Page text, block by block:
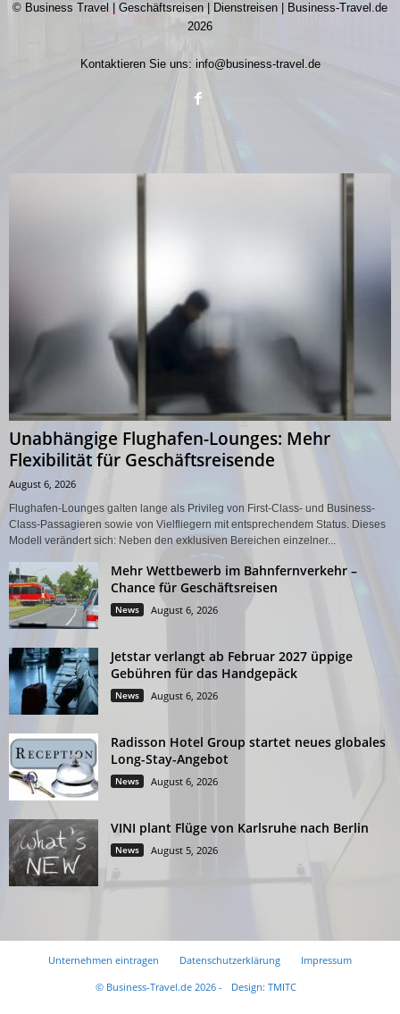
© Business Travel | Geschäftsreisen | Dienstreisen | Business-Travel.de
2026
Kontaktieren Sie uns: info@business-travel.de
Unabhängige Flughafen-Lounges: Mehr
Flexibilität für Geschäftsreisende
August 6, 2026
Flughafen-Lounges galten lange als Privileg von First-Class- und Business-
Class-Passagieren sowie von Vielfliegern mit entsprechendem Status. Dieses
Modell verändert sich: Neben den exklusiven Bereichen einzelner...
Mehr Wettbewerb im Bahnfernverkehr –
Chance für Geschäftsreisen
News August 6, 2026
Jetstar verlangt ab Februar 2027 üppige
Gebühren für das Handgepäck
News August 6, 2026
Radisson Hotel Group startet neues globales
Long-Stay-Angebot
News August 6, 2026
VINI plant Flüge von Karlsruhe nach Berlin
News August 5, 2026
Unternehmen eintragen Datenschutzerklärung
Impressum
© Business-Travel.de 2026 -
Design: TMITC